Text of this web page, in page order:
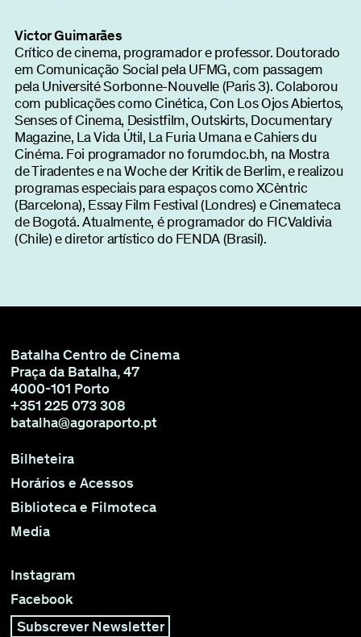
Victor Guimarães
Crítico de cinema, programador e professor. Doutorado
em Comunicação Social pela UFMG, com passagem
pela Université Sorbonne-Nouvelle (Paris 3). Colaborou
com publicações como Cinética, Con Los Ojos Abiertos,
Senses of Cinema, Desistfilm, Outskirts, Documentary
Magazine, La Vida Útil, La Furia Umana e Cahiers du
Cinéma. Foi programador no forumdoc.bh, na Mostra
de Tiradentes e na Woche der Kritik de Berlim, e realizou
programas especiais para espaços como XCèntric
(Barcelona), Essay Film Festival (Londres) e Cinemateca
de Bogotá. Atualmente, é programador do FICValdivia
(Chile) e diretor artístico do FENDA (Brasil).
Batalha Centro de Cinema
Praça da Batalha, 47
4000-101 Porto
+351 225 073 308
batalha@agoraporto.pt
Bilheteira
Horários e Acessos
Biblioteca e Filmoteca
Media
Instagram
Facebook
Subscrever Newsletter